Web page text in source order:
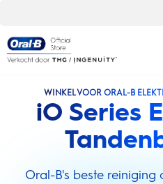
WINKEL VOOR ORAL-B
iO Series
Oral-B's beste